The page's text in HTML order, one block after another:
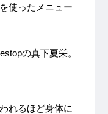
使ったメニュー
の真下夏栄。
れるほど身体に